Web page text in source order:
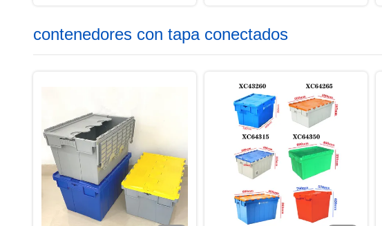
contenedores con tapa conectados